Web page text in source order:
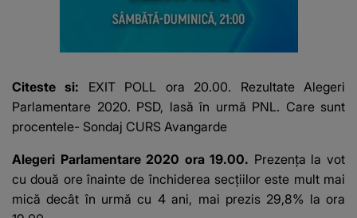
Citeste si: EXIT POLL ora 20.00. Rezultate Alegeri
Parlamentare 2020. PSD, lasă în urmă PNL. Care sunt
procentele- Sondaj CURS Avangarde
Alegeri Parlamentare 2020 ora 19.00. Prezența la vot
cu două ore înainte de închiderea secțiilor este mult mai
mică decât în urmă cu 4 ani, mai prezis 29,8% la ora